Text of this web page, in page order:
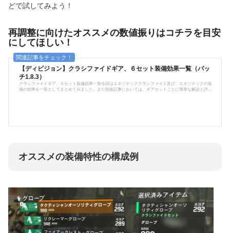
どで試してみよう！
再調整に向けたオススメの数値振りはコチラを目安
にしてほしい！
【ディビジョン】クラシファイドギア、６セット装備効果一覧（パッ
チ1.8.3）
クラシファイドギア、６セット装備効果一覧今回はエキゾチッククラシファイド及び、エキゾチックの装
備の効果を一覧としてまとめてみました。また別途記事においては、ギアセットごとに簡単な解説と評
オススメの装備特性の構成例